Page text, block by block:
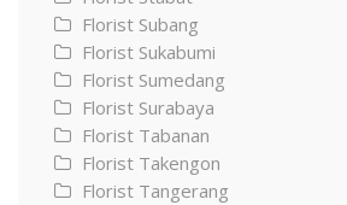
Florist Subang
Florist Sukabumi
Florist Sumedang
Florist Surabaya
Florist Tabanan
Florist Takengon
Florist Tangerang